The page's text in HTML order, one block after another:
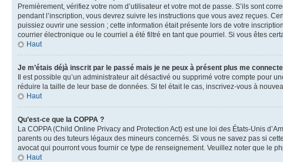
Premièrement, vérifiez votre nom d’utilisateur et votre mot de passe. S’ils sont
pendant l’inscription, vous devrez suivre les instructions que vous avez reçues.
puissiez ouvrir une session ; cette information était présente lors de votre
courrier électronique ou le courriel a été filtré en tant que pourriel. Si vous êtes
Haut
Je m’étais déjà inscrit par le passé mais je ne peux à présent plus me
Il est possible qu’un administrateur ait désactivé ou supprimé votre compte pour
réduire la taille de leur base de données. Si tel était le cas, inscrivez-vous à
Haut
Qu’est-ce que la COPPA ?
La COPPA (Child Online Privacy and Protection Act) est une loi des États-Unis
parents ou des tuteurs légaux des mineurs concernés. Si vous ne savez pas si
avocat qui pourront vous fournir ce type de renseignement. Veuillez noter que le
Haut